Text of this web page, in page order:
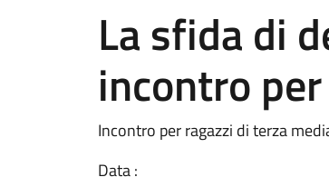
La sfida di
incontro
Incontro per ragazzi di terza
Data :